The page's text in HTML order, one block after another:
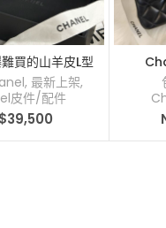
買的山羊皮L型
短夾, 最新上架,
皮件/配件
39,500